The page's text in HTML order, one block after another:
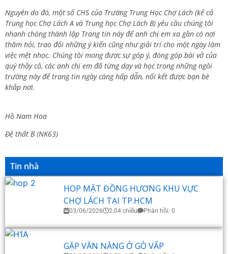
Nguyên do đó, một số CHS của Trường Trung Học Chợ Lách (kể cả
Trung học Chợ Lách A và Trung học Chợ Lách B) yêu cầu chúng tôi
nhanh chóng thành lập Trang tin này để anh chị em xa gần có nơi
thăm hỏi, trao đổi những ý kiến cũng như giải trí cho một ngày làm
việc mệt nhọc. Chúng tôi mong được sự góp ý, đóng góp bài vở của
quý thầy cô, các anh chị em đã từng dạy và học trong những ngôi
trường này để trang tin ngày càng hấp dẫn, nối kết được bạn bè
khắp nơi.
Hồ Nam Hoa
Đệ thất B (NK63)
Tin nhà
HOP MẶT ĐỒNG HƯƠNG KHU VỰC
CHỢ LÁCH TẠI TP.HCM
03/06/2026 2:04 chiều Phản hồi: 0
GẶP VĂN NĂNG Ở GÒ VẤP